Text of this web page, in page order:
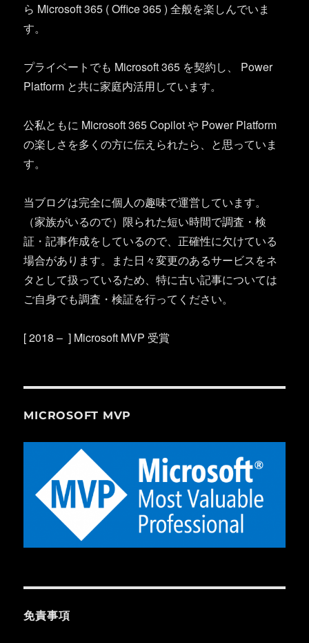
ら Microsoft 365 ( Office 365 ) 全般を楽しんでいま
す。
プライベートでも Microsoft 365 を契約し、 Power
Platform と共に家庭内活用しています。
公私ともに Microsoft 365 Copilot や Power Platform
の楽しさを多くの方に伝えられたら、と思っていま
す。
当ブログは完全に個人の趣味で運営しています。
（家族がいるので）限られた短い時間で調査・検
証・記事作成をしているので、正確性に欠けている
場合があります。また日々変更のあるサービスをネ
タとして扱っているため、特に古い記事については
ご自身でも調査・検証を行ってください。
[ 2018 – ] Microsoft MVP 受賞
MICROSOFT MVP
免責事項